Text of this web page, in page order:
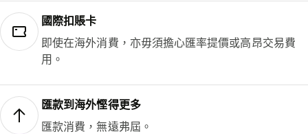
國際扣賬卡
即使在海外消費，亦毋須擔心匯率提價或高昂交易費
用。
匯款到海外慳得更多
匯款消費，無遠弗屆。